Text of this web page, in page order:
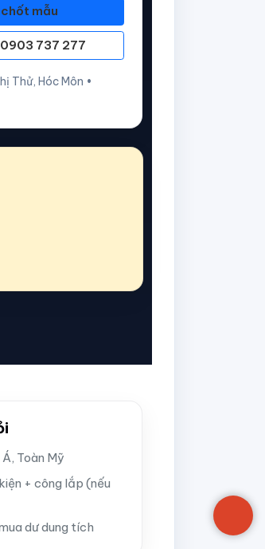
mẫu
737 277
Thử, Hóc Môn •
Toàn Mỹ
+ công lắp (nếu
dư dung tích